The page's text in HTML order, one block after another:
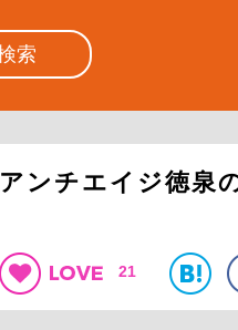
アンチエイジ徳泉
21